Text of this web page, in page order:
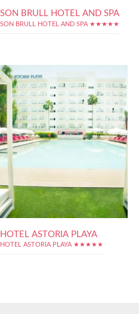
SON BRULL HOTEL AND SPA
SON BRULL HOTEL AND SPA ★★★★★
HOTEL ASTORIA PLAYA
HOTEL ASTORIA PLAYA ★★★★★